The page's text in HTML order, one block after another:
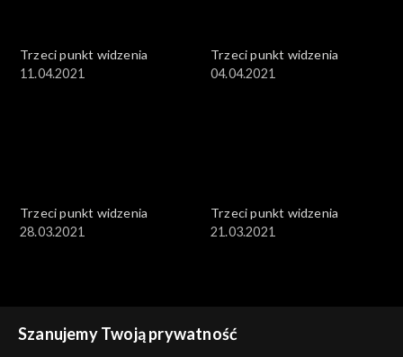
Trzeci punkt widzenia
11.04.2021
Trzeci punkt widzenia
04.04.2021
Trzeci punkt widzenia
28.03.2021
Trzeci punkt widzenia
21.03.2021
Szanujemy Twoją prywatność